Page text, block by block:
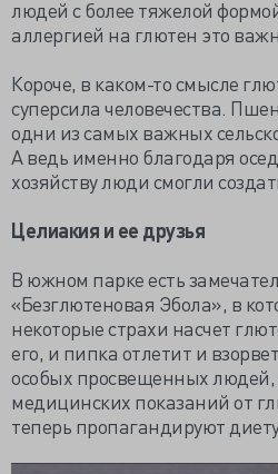
людей с более тяжелой
аллергией на глютен это
Короче, в каком-то смысле
суперсила человечества.
одни из самых важных
А ведь именно благодаря
хозяйству люди смогли
Целиакия и ее друзья
В южном парке есть
«Безглютеновая Эбола», в
некоторые страхи насчет
его, и пипка отлетит и
особых просвещенных людей,
медицинских показаний от
теперь пропагандируют